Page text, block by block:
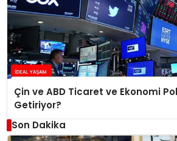
Çin ve ABD Ticaret ve Ekonomi
Getiriyor?
Son Dakika